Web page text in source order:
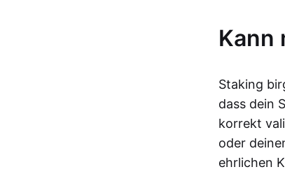
Kann
Staking
dass dein
korrekt
oder
ehrlichen